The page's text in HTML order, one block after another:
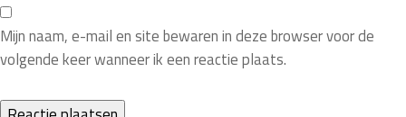
Mijn naam, e-mail en site bewaren in deze browser voor de
volgende keer wanneer ik een reactie plaats.